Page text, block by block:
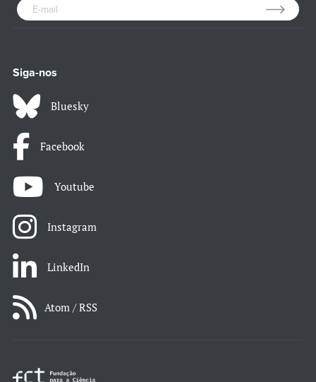
Siga-nos
Bluesky
Facebook
Youtube
Instagram
LinkedIn
Atom / RSS